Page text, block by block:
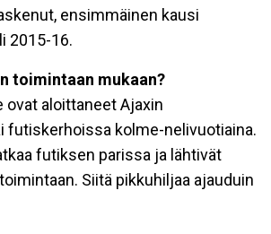
ensimmäinen kausi
2015-16.
toimintaan mukaan?
ovat aloittaneet Ajaxin
futiskerhoissa kolme-nelivuotiaina.
futiksen parissa ja lähtivät
Siitä pikkuhiljaa ajauduin